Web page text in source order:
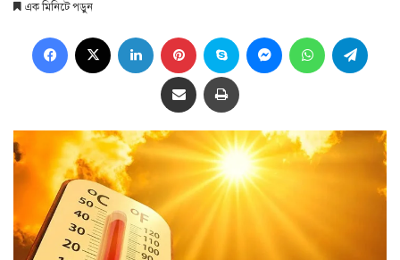
এক মিনিটে পড়ুন
Facebook LinkedIn Pinterest Skype MessengerWhatsApp
Share via Email প্রিন্ট